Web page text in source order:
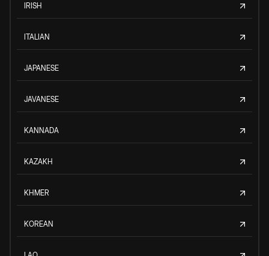
IRISH
ITALIAN
JAPANESE
JAVANESE
KANNADA
KAZAKH
KHMER
KOREAN